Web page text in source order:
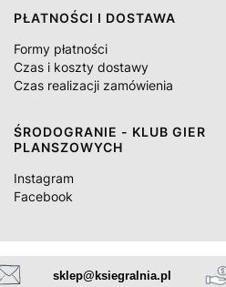
PŁATNOŚCI I DOSTAWA
Formy płatności
Czas i koszty dostawy
Czas realizacji zamówienia
ŚRODOGRANIE - KLUB GIER
PLANSZOWYCH
Instagram
Facebook
sklep@ksiegralnia.pl